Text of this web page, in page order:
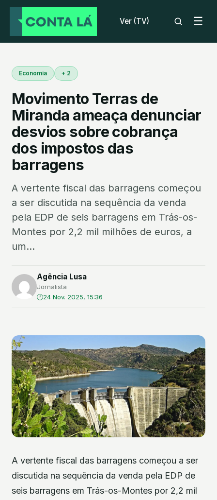
Ver (TV) ☰
Economia + 2
Movimento Terras de
Miranda ameaça denunciar
desvios sobre cobrança
dos impostos das
barragens
A vertente fiscal das barragens começou
a ser discutida na sequência da venda
pela EDP de seis barragens em Trás-os-
Montes por 2,2 mil milhões de euros, a
um...
Agência Lusa
Jornalista
24 Nov. 2025, 15:36
A vertente fiscal das barragens começou a ser
discutida na sequência da venda pela EDP de
seis barragens em Trás-os-Montes por 2,2 mil